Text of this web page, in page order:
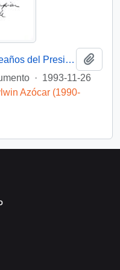
[Saludos con motivo del cumpleaños del Presidente]
· 1993-11-26
Azócar (1990-